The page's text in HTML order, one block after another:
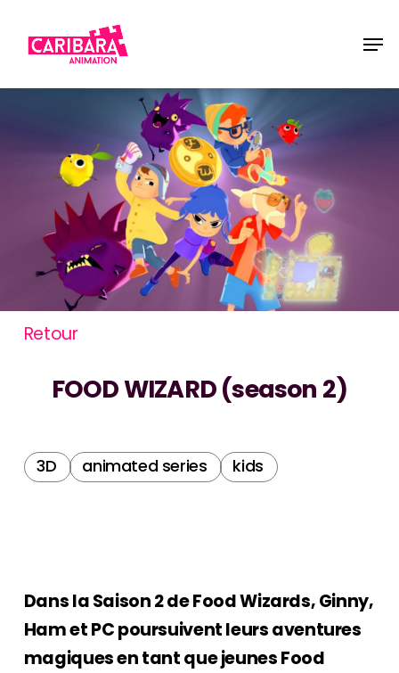
Retour
FOOD WIZARD (season 2)
3D animated series kids
Dans la Saison 2 de Food Wizards, Ginny,
Ham et PC poursuivent leurs aventures
magiques en tant que jeunes Food